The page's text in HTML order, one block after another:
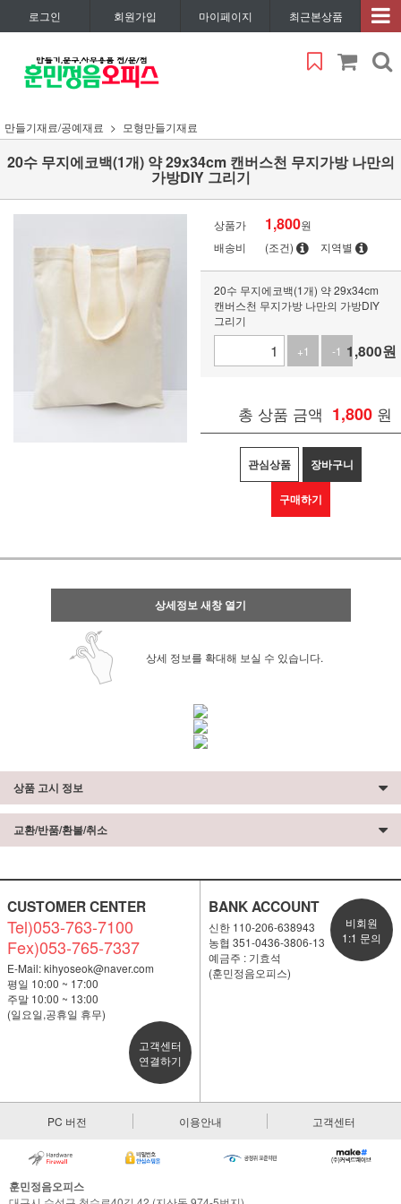
로그인 회원가입 마이페이지 최근본상품
만들기재료/공예재료 모형만들기재료
20수 무지에코백(1개) 약 29x34cm 캔버스천 무지가방 나만의
가방DIY 그리기
상품가 1,800원
배송비
(조건) 지역별
20수 무지에코백(1개) 약 29x34cm
캔버스천 무지가방 나만의 가방DIY
그리기
+1
-1 1,800원
총 상품 금액 1,800 원
관심상품 장바구니
구매하기
상세정보 새창 열기
상세 정보를 확대해 보실 수 있습니다.
상품 고시 정보
교환/반품/환불/취소
CUSTOMER CENTER
Tel)053-763-7100
Fex)053-765-7337
E-Mail:kihyoseok@naver.com
평일 10:00 ~ 17:00
주말 10:00 ~ 13:00
(일요일,공휴일 휴무)
고객센터
연결하기
BANK ACCOUNT
신한 110-206-638943
농협 351-0436-3806-13
예금주 : 기효석
(훈민정음오피스)
비회원
1:1 문의
PC 버전 이용안내 고객센터
훈민정음오피스